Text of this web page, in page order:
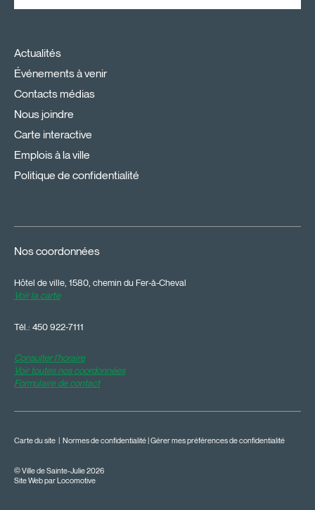
Actualités
Événements à venir
Contacts médias
Nous joindre
Carte interactive
Emplois à la ville
Politique de confidentialité
Nos coordonnées
Hôtel de ville, 1580, chemin du Fer-à-Cheval
Voir la carte
Tél.: 450 922-7111
Consulter l'horaire
Voir toutes nos coordonnées
Formulaire de contact
© Ville de Sainte-Julie 2026
Carte du site | Normes de confidentialité |Gérer mes préférences de confidentialité
Site Web par Locomotive